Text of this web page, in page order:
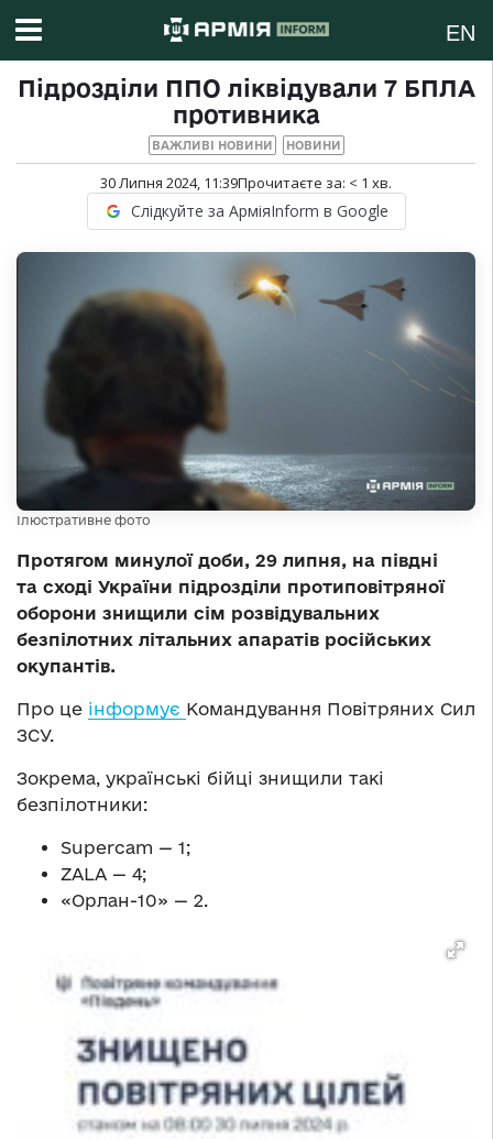
EN
Підрозділи ППО ліквідували 7 БПЛА
противника
ВАЖЛИВІ НОВИНИ НОВИНИ
30 Липня 2024, 11:39Прочитаєте за: < 1 хв.
Слідкуйте за АрміяInform в Google
Ілюстративне фото
Протягом минулої доби, 29 липня, на півдні
та сході України підрозділи протиповітряної
оборони знищили сім розвідувальних
безпілотних літальних апаратів російських
окупантів.
Про це інформує Командування Повітряних Сил
ЗСУ.
Зокрема, українські бійці знищили такі
безпілотники:
Supercam — 1;
ZALA — 4;
«Орлан-10» — 2.